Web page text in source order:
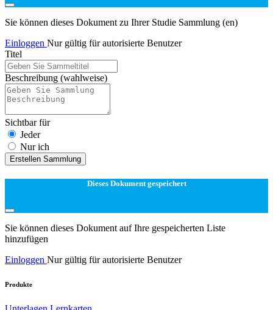
Sie können dieses Dokument zu Ihrer Studie Sammlung (en)
Einloggen Nur gültig für autorisierte Benutzer
Titel
Beschreibung (wahlweise)
Sichtbar für
Jeder
Nur ich
Erstellen Sammlung
Dieses Dokument gespeichert
Sie können dieses Dokument auf Ihre gespeicherten Liste
hinzufügen
Einloggen Nur gültig für autorisierte Benutzer
Produkte